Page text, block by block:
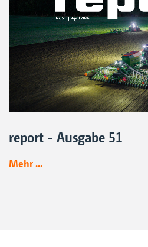
report - Ausgabe 51
Mehr ...